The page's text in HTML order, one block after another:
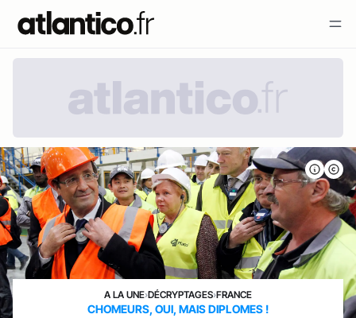
A LA UNE›DÉCRYPTAGES›FRANCE
CHOMEURS, OUI, MAIS DIPLOMES !